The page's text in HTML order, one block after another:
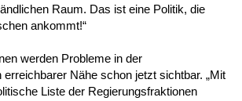
Raum. Das ist eine Politik, die
ankommt!“
werden Probleme in der
erreichbarer Nähe schon jetzt sichtbar. „Mit
Liste der Regierungsfraktionen